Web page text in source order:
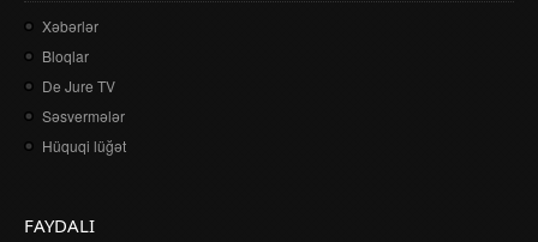
Xəbərlər
Bloqlar
De Jure TV
Səsvermələr
Hüquqi lüğət
FAYDALI